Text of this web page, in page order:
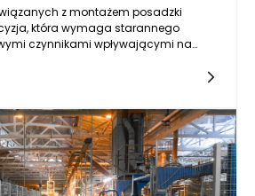
z montażem posadzki
która wymaga starannego
czynnikami wpływającymi na
należy pamiętać, że posadzki
które muszą spełniać odpowiednie
w kontekście obciążenia,
na różne czynniki zewnętrzne.
ich montażu powinno być ściśle
budowlanym oraz specyfiką